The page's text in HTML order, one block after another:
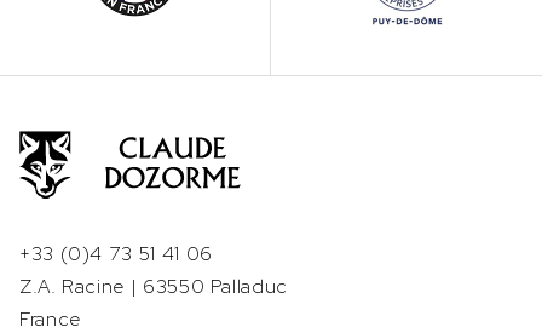
+33 (0)4 73 51 41 06
Z.A. Racine | 63550 Palladuc
France